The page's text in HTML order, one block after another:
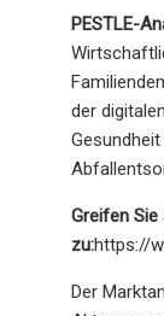
PESTLE-
der
Greifen
zu:https://
Der